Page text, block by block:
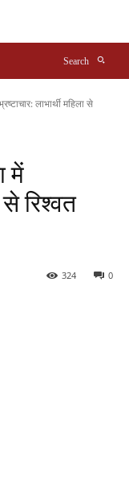
Search
लाभार्थी महिला से
में
से रिश्वत
0
324